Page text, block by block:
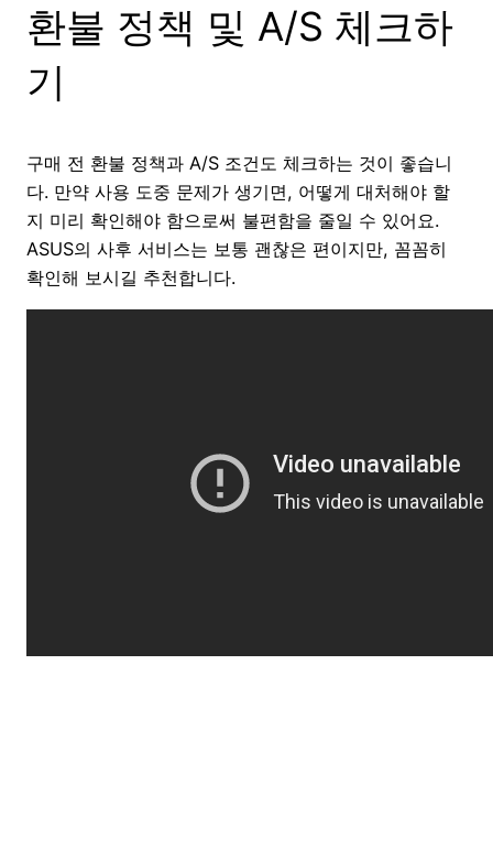
환불 정책 및 A/S 체크하
기
구매 전 환불 정책과 A/S 조건도 체크하는 것이 좋습니
다. 만약 사용 도중 문제가 생기면, 어떻게 대처해야 할
지 미리 확인해야 함으로써 불편함을 줄일 수 있어요.
ASUS의 사후 서비스는 보통 괜찮은 편이지만, 꼼꼼히
확인해 보시길 추천합니다.